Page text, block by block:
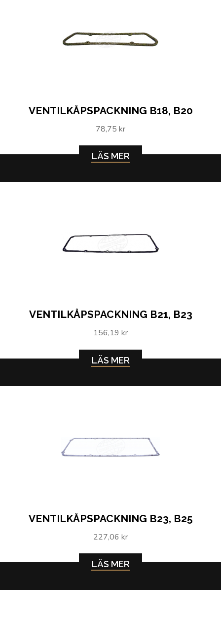
VENTILKÅPSPACKNING B18, B20
78,75 kr
LÄS MER
VENTILKÅPSPACKNING B21, B23
156,19 kr
LÄS MER
VENTILKÅPSPACKNING B23, B25
227,06 kr
LÄS MER